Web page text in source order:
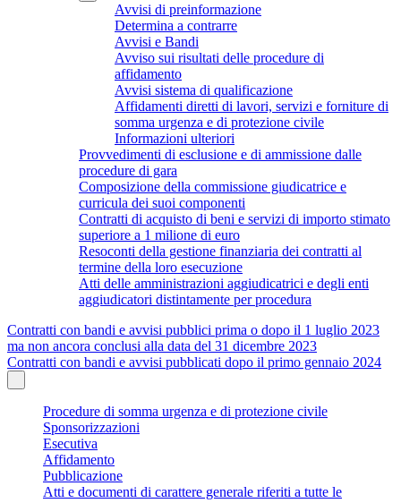
Avvisi di preinformazione
Determina a contrarre
Avvisi e Bandi
Avviso sui risultati delle procedure di
affidamento
Avvisi sistema di qualificazione
Affidamenti diretti di lavori, servizi e forniture di
somma urgenza e di protezione civile
Informazioni ulteriori
Provvedimenti di esclusione e di ammissione dalle
procedure di gara
Composizione della commissione giudicatrice e
curricula dei suoi componenti
Contratti di acquisto di beni e servizi di importo stimato
superiore a 1 milione di euro
Resoconti della gestione finanziaria dei contratti al
termine della loro esecuzione
Atti delle amministrazioni aggiudicatrici e degli enti
aggiudicatori distintamente per procedura
Contratti con bandi e avvisi pubblici prima o dopo il 1 luglio 2023
ma non ancora conclusi alla data del 31 dicembre 2023
Contratti con bandi e avvisi pubblicati dopo il primo gennaio 2024
Procedure di somma urgenza e di protezione civile
Sponsorizzazioni
Esecutiva
Affidamento
Pubblicazione
Atti e documenti di carattere generale riferiti a tutte le